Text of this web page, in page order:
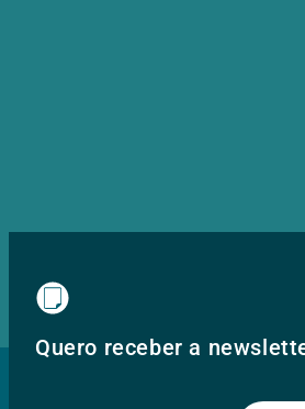
Quero receber a